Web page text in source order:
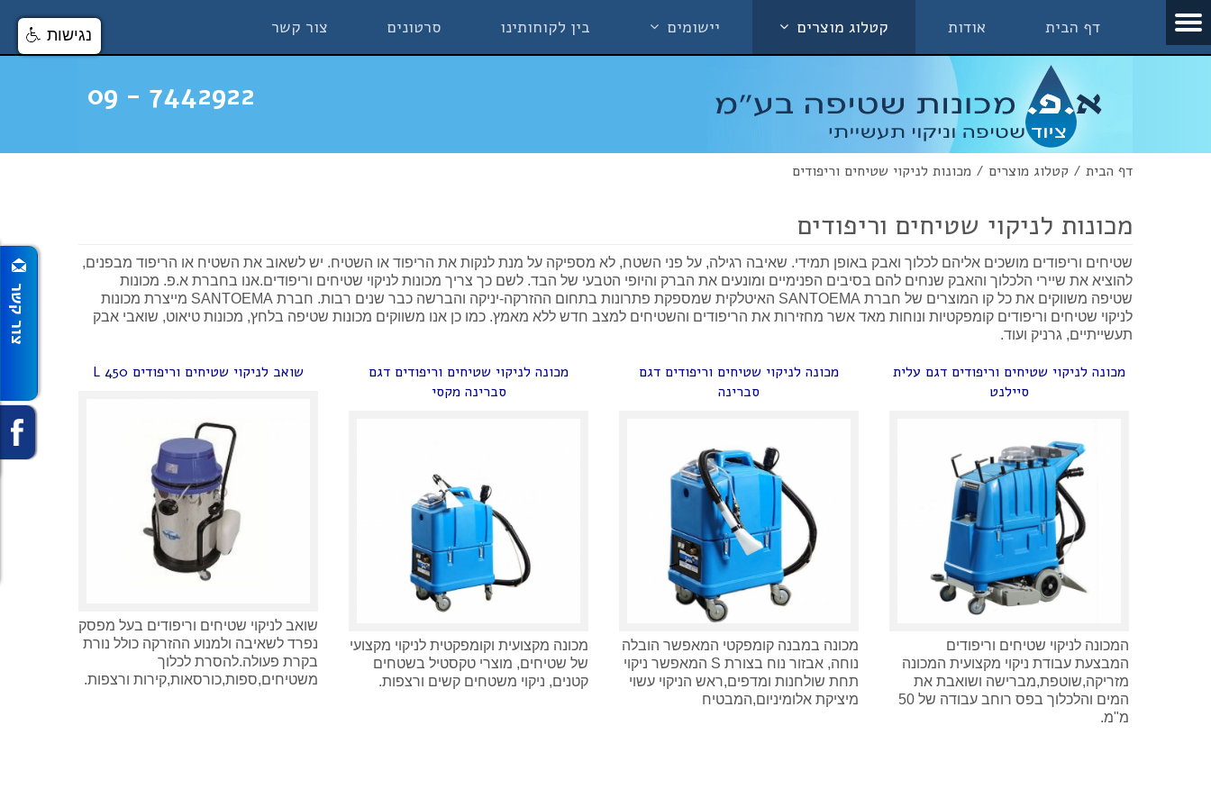
דף הבית אודות קטלוג מוצרים יישומים בין לקוחותינו סרטונים צור קשר
7442922 - 09
דף הבית / קטלוג מוצרים / מכונות לניקוי שטיחים וריפודים
מכונות לניקוי שטיחים וריפודים
שטיחים וריפודים מושכים אליהם לכלוך ואבק באופן תמידי. שאיבה רגילה, על פני השטח, לא מספיקה על מנת לנקות את הריפוד או השטיח. יש לשאוב את השטיח או הריפוד מבפנים,
להוציא את שיירי הלכלוך והאבק שנחים להם בסיבים הפנימיים ומונעים את הברק והיופי הטבעי של הבד. לשם כך צריך מכונות לניקוי שטיחים וריפודים.אנו בחברת א.פ. מכונות
שטיפה משווקים את כל קו המוצרים של חברת SANTOEMA האיטלקית שמספקת פתרונות בתחום ההזרקה-יניקה והברשה כבר שנים רבות. חברת SANTOEMA מייצרת מכונות
לניקוי שטיחים וריפודים קומפקטיות ונוחות מאד אשר מחזירות את הריפודים והשטיחים למצב חדש ללא מאמץ. כמו כן אנו משווקים מכונות שטיפה בלחץ, מכונות טיאוט, שואבי אבק
תעשייתיים, גרניק ועוד.
מכונה לניקוי שטיחים וריפודים דגם עלית
סיילנט
המכונה לניקוי שטיחים וריפודים
המבצעת עבודת ניקוי מקצועית המכונה
מזריקה,שוטפת,מברישה ושואבת את
המים והלכלוך בפס רוחב עבודה של 50
מ"מ.
מכונה לניקוי שטיחים וריפודים דגם
סברינה
מכונה במבנה קומפקטי המאפשר הובלה
נוחה, אבזור נוח בצורת S המאפשר ניקוי
תחת שולחנות ומדפים,ראש הניקוי עשוי
מיציקת אלומיניום,המבטיח
מכונה לניקוי שטיחים וריפודים דגם
סברינה מקסי
מכונה מקצועית וקומפקטית לניקוי מקצועי
של שטיחים, מוצרי טקסטיל בשטחים
קטנים, ניקוי משטחים קשים ורצפות.
שואב לניקוי שטיחים וריפודים L 450
שואב לניקוי שטיחים וריפודים בעל מפסק
נפרד לשאיבה ולמנוע ההזרקה כולל נורת
בקרת פעולה.להסרת לכלוך
משטיחים,ספות,כורסאות,קירות ורצפות.
נגישות